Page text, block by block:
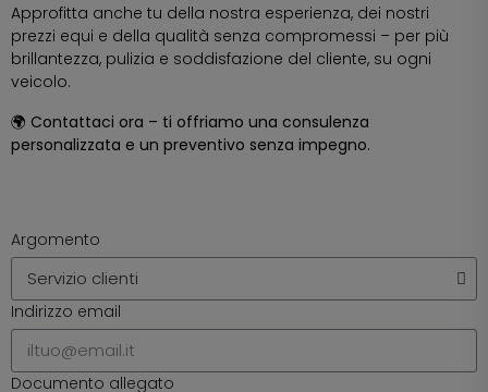
Approfitta anche tu della nostra esperienza, dei nostri
prezzi equi e della qualità senza compromessi – per più
brillantezza, pulizia e soddisfazione del cliente, su ogni
veicolo.
🌍 Contattaci ora – ti offriamo una consulenza
personalizzata e un preventivo senza impegno.
Argomento
Indirizzo email
Documento allegato